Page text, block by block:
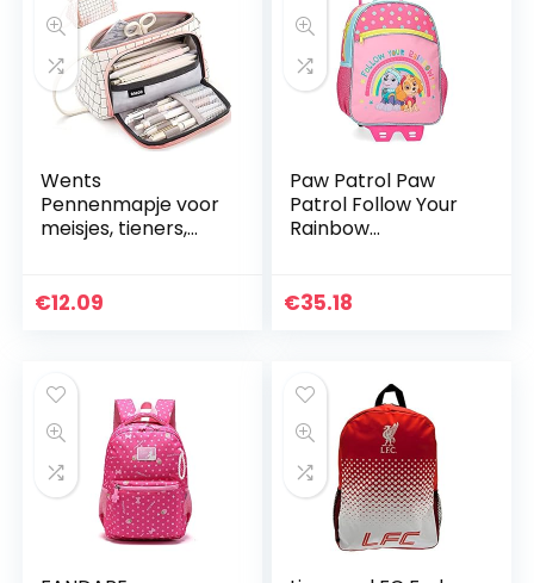
Wents
Pennenmapje voor
meisjes, tieners,
vakken, duurzaam
€12.09
Paw Patrol Paw
Patrol Follow Your
Rainbow
Violeta, 27x33x11
€35.18